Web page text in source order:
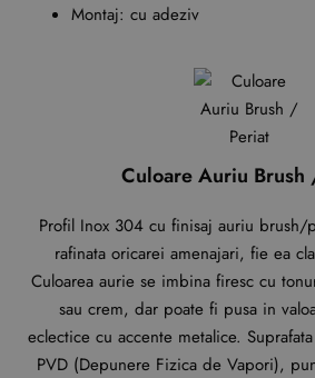
Montaj: cu adeziv
Culoare Auriu Brush
Profil Inox 304 cu finisaj auriu brush/
rafinata oricarei amenajari, fie ea
Culoarea aurie se imbina firesc cu
sau crem, dar poate fi pusa in
eclectice cu accente metalice.
PVD (Depunere Fizica de Vapori),